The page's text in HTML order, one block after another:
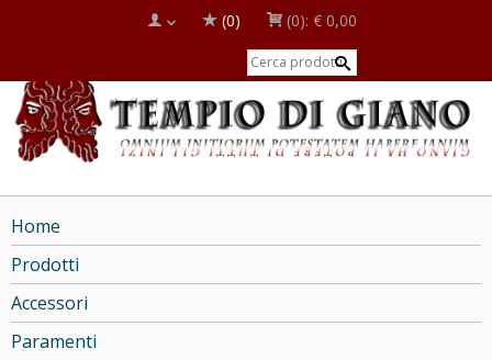
(0) (0): € 0,00
Home
Prodotti
Accessori
Paramenti